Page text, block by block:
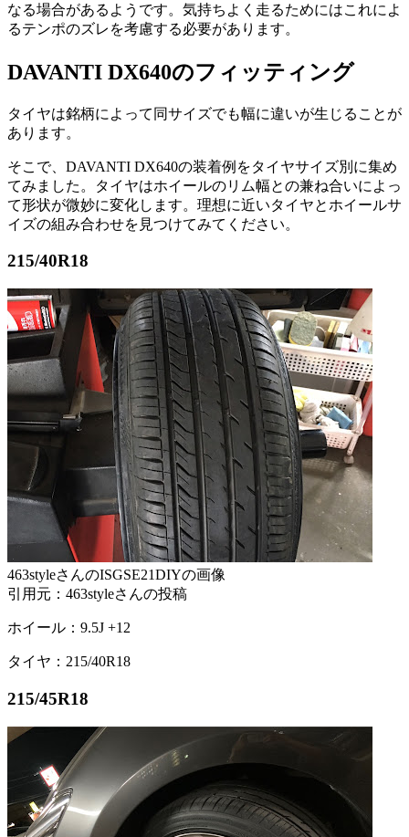
なる場合があるようです。気持ちよく走るためにはこれによ
るテンポのズレを考慮する必要があります。
DAVANTI DX640のフィッティング
タイヤは銘柄によって同サイズでも幅に違いが生じることが
あります。
そこで、DAVANTI DX640の装着例をタイヤサイズ別に集め
てみました。タイヤはホイールのリム幅との兼ね合いによっ
て形状が微妙に変化します。理想に近いタイヤとホイールサ
イズの組み合わせを見つけてみてください。
215/40R18
463styleさんのISGSE21DIYの画像
引用元：463styleさんの投稿
ホイール：9.5J +12
タイヤ：215/40R18
215/45R18